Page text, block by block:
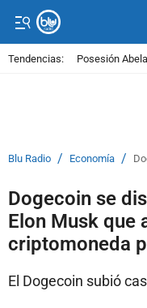
Tendencias: Posesión
Blu Radio / Economía /
Dogecoin se
Elon Musk que
criptomoneda
El Dogecoin subió